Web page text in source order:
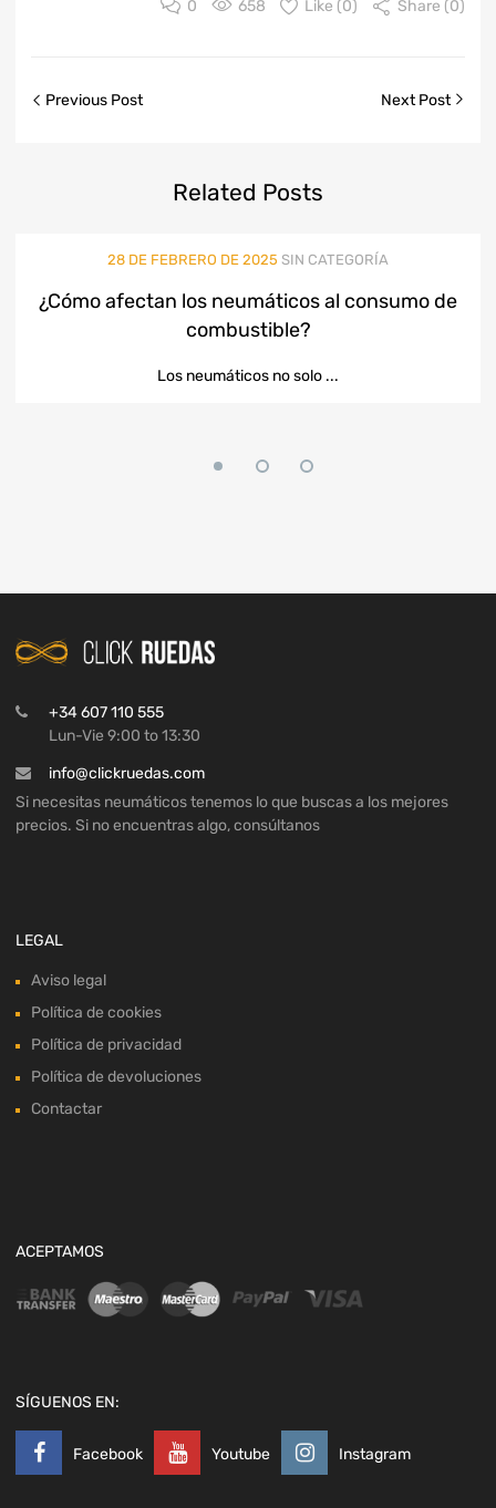
0 658 Like (0) Share (0)
Previous Post Next Post
Related Posts
28 DE FEBRERO DE 2025 SIN CATEGORÍA
¿Cómo afectan los neumáticos al consumo de
combustible?
Los neumáticos no solo ...
+34 607 110 555
Lun-Vie 9:00 to 13:30
info@clickruedas.com
Si necesitas neumáticos tenemos lo que buscas a los mejores
precios. Si no encuentras algo, consúltanos
LEGAL
Aviso legal
Política de cookies
Política de privacidad
Política de devoluciones
Contactar
ACEPTAMOS
SÍGUENOS EN:
Facebook Youtube Instagram